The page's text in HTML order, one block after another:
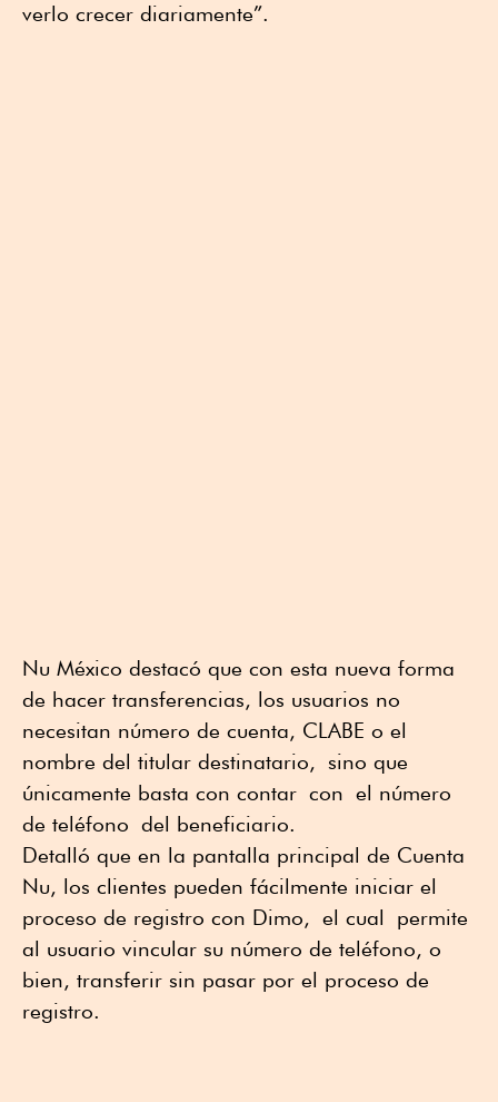
verlo crecer diariamente”.
Nu México destacó que con esta nueva forma
de hacer transferencias, los usuarios no
necesitan número de cuenta, CLABE o el
nombre del titular destinatario, sino que
únicamente basta con contar con el número
de teléfono del beneficiario.
Detalló que en la pantalla principal de Cuenta
Nu, los clientes pueden fácilmente iniciar el
proceso de registro con Dimo, el cual permite
al usuario vincular su número de teléfono, o
bien, transferir sin pasar por el proceso de
registro.